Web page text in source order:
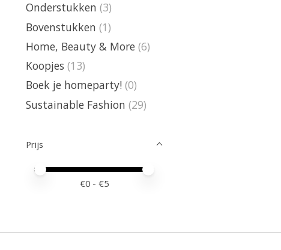
Onderstukken (3)
Bovenstukken (1)
Home, Beauty & More (6)
Koopjes (13)
Boek je homeparty! (0)
Sustainable Fashion (29)
Prijs
Minimale prijswaarde
Price maximum value
€0 - €5